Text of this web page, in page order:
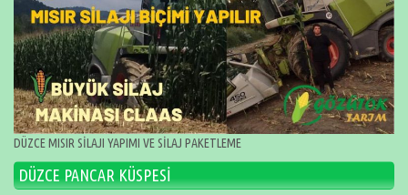
DÜZCE MISIR SİLAJI YAPIMI VE SİLAJ PAKETLEME
DÜZCE PANCAR KÜSPESİ